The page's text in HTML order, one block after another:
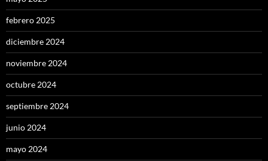
febrero 2025
diciembre 2024
noviembre 2024
octubre 2024
septiembre 2024
junio 2024
mayo 2024